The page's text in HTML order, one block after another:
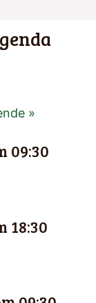
»
09:30
18:30